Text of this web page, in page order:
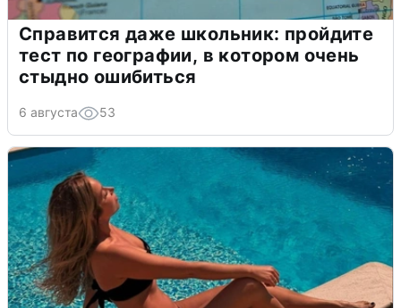
Справится даже школьник: пройдите
тест по географии, в котором очень
стыдно ошибиться
6 августа 53